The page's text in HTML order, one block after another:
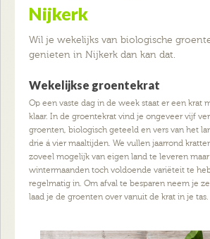
Nijkerk
Wil je wekelijks van biologische
genieten in Nijkerk dan kan dat.
Wekelijkse groentekrat
Op een vaste dag in de week staat er een krat
klaar. In de groentekrat vind je ongeveer vijf
groenten, biologisch geteeld en vers van het
drie á vier maaltijden. We vullen jaarrond
zoveel mogelijk van eigen land te leveren
wintermaanden toch voldoende variëteit te
regelmatig in. Om afval te besparen neem je
laad je de groenten over vanuit de krat in je tas.